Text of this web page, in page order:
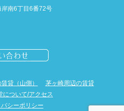
南6丁目6番72号
貸（山側）
茅ヶ崎周辺の賃貸
について/アクセス
シーポリシー